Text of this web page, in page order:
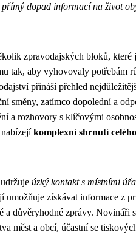
dopad informací na život
zpravodajských bloků, které
tak, aby vyhovovaly potřebám
přináší přehled
směny, zatímco dopolední a
a rozhovory s klíčovými
komplexní shrnutí
úzký kontakt s místními
umožňuje získávat informace z
a důvěryhodné zprávy. Novináři
měst a obcí, účastní se